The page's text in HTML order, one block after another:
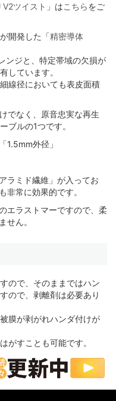
ツイスト 」はこちらをご
開発した「精密導体
ンジと、特定帯域の欠損が
しています。
線径においても表皮面積
でなく、原音忠実な再生
ブルの1つです。
1.5mm外径」
ラミド繊維」が入ってお
非常に効果的です。
エラストマーですので、柔
せん。
ので、そのままではハン
ので、剥離剤は必要あり
膜が剥がれハンダ付けが
がすことも可能です。